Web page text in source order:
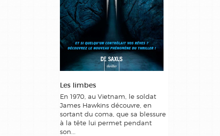
Les limbes
En 1970, au Vietnam, le soldat
James Hawkins découvre, en
sortant du coma, que sa blessure
à la tête lui permet pendant
son...